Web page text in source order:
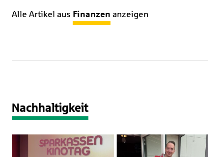
Alle Artikel aus Finanzen anzeigen
Nachhaltigkeit